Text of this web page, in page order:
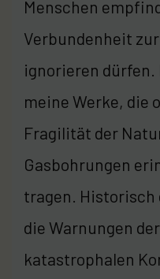
Menschen
Verbundenheit
ignorieren dürfen.
meine Werke, die
Fragilität der
Gasbohrungen
tragen. Historisch
die Warnungen
katastrophalen